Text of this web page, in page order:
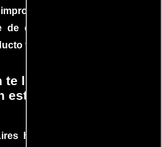
que se dan
determinadas escenas
final.
llevará al borde
este increíble
hasta el mundo, Tesis